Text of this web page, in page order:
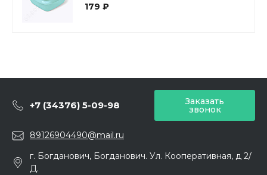
179 ₽
+7 (34376) 5-09-98 Заказать
звонок
89126904490@mail.ru
г. Богданович, Богданович. Ул. Кооперативная, д 2/
Д.